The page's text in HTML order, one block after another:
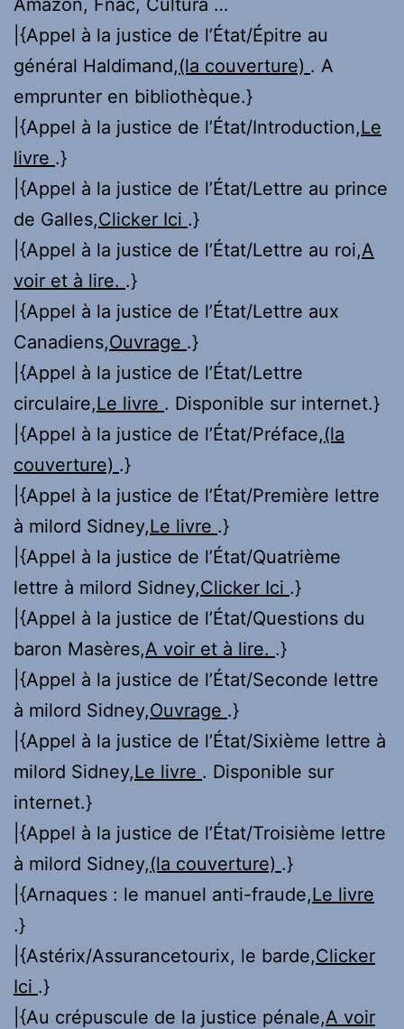
|{Appel à la justice de l’État/Épitre au
général Haldimand,(la couverture) . A
emprunter en bibliothèque.}
|{Appel à la justice de l’État/Introduction,Le
livre .}
|{Appel à la justice de l’État/Lettre au prince
de Galles,Clicker Ici .}
|{Appel à la justice de l’État/Lettre au roi,A
voir et à lire. .}
|{Appel à la justice de l’État/Lettre aux
Canadiens,Ouvrage .}
|{Appel à la justice de l’État/Lettre
circulaire,Le livre . Disponible sur internet.}
|{Appel à la justice de l’État/Préface,(la
couverture) .}
|{Appel à la justice de l’État/Première lettre
à milord Sidney,Le livre .}
|{Appel à la justice de l’État/Quatrième
lettre à milord Sidney,Clicker Ici .}
|{Appel à la justice de l’État/Questions du
baron Masères,A voir et à lire. .}
|{Appel à la justice de l’État/Seconde lettre
à milord Sidney,Ouvrage .}
|{Appel à la justice de l’État/Sixième lettre à
milord Sidney,Le livre . Disponible sur
internet.}
|{Appel à la justice de l’État/Troisième lettre
à milord Sidney,(la couverture) .}
|{Arnaques : le manuel anti-fraude,Le livre
.}
|{Astérix/Assurancetourix, le barde,Clicker
Ici .}
|{Au crépuscule de la justice pénale,A voir